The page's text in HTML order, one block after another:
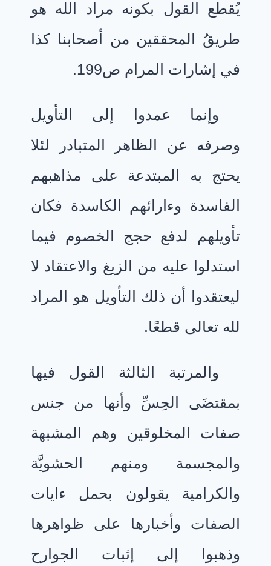
يُقطع القول بكونه مراد الله هو
طريقُ المحققين من أصحابنا كذا
في إشارات المرام ص199.
وإنما عمدوا إلى التأويل
وصرفه عن الظاهر المتبادر لئلا
يحتج به المبتدعة على مذاهبهم
الفاسدة وءارائهم الكاسدة فكان
تأويلهم لدفع حجج الخصوم فيما
استدلوا عليه من الزيغ والاعتقاد لا
ليعتقدوا أن ذلك التأويل هو المراد
لله تعالى قطعًا.
والمرتبة الثالثة القول فيها
بمقتضَى الحِسِّ وأنها من جنس
صفات المخلوقين وهم المشبهة
والمجسمة ومنهم الحشويَّة
والكرامية يقولون بحمل ءايات
الصفات وأخبارها على ظواهرها
وذهبوا إلى إثبات الجوارح